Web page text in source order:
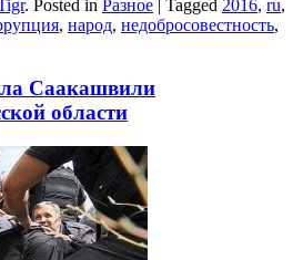
. Posted in Разное | Tagged 2016, ru,
, народ, недобросовестность,
Саакашвили
области